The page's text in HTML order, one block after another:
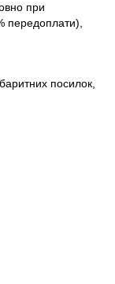
при
передоплати),
посилок,